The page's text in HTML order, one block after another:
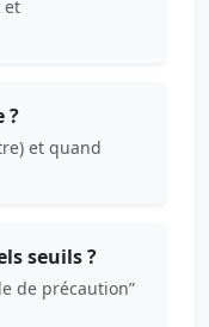
et
?
et quand
seuils ?
de précaution”